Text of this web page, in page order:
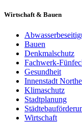
Wirtschaft & Bauen
Bauen
Denkmalschutz
Fachwerk-
Gesundheit
Innenstadt
Klimaschutz
Stadtplanung
Wirtschaft